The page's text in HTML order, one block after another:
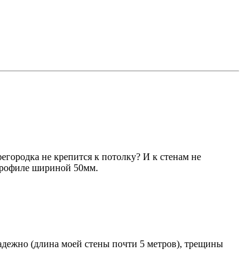
не крепится к потолку? И к стенам не
шириной 50мм.
(длина моей стены почти 5 метров), трещины